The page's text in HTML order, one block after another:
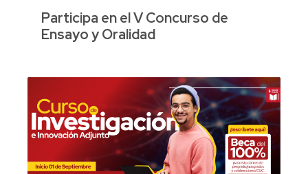
Participa en el V Concurso de
Ensayo y Oralidad